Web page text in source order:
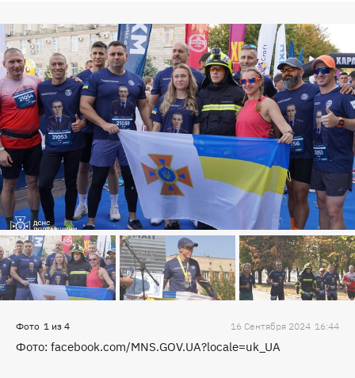
Фото 1 из 4 16 Сентября 2024 16:44
Фото: facebook.com/MNS.GOV.UA?locale=uk_UA